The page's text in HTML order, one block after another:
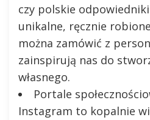
czy polskie
unikalne, ręcznie
można zamówić z
zainspirują nas do
własnego.
Portale
Instagram to kopalnie